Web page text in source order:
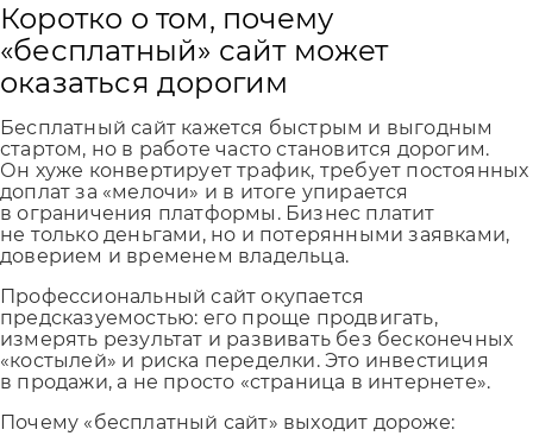
Коротко о том, почему
«бесплатный» сайт может
оказаться дорогим
Бесплатный сайт кажется быстрым и выгодным
стартом, но в работе часто становится дорогим.
Он хуже конвертирует трафик, требует постоянных
доплат за «мелочи» и в итоге упирается
в ограничения платформы. Бизнес платит
не только деньгами, но и потерянными заявками,
доверием и временем владельца.
Профессиональный сайт окупается
предсказуемостью: его проще продвигать,
измерять результат и развивать без бесконечных
«костылей» и риска переделки. Это инвестиция
в продажи, а не просто «страница в интернете».
Почему «бесплатный сайт» выходит дороже: